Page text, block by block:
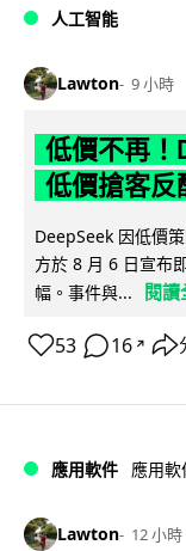
人工智能
Lawton 9 小時
低價不再
低價搶客反
DeepSeek 因低價
方於 8 月 6 日宣布
幅。事件與...
閱讀
53 16 ↗
應用軟件 應用軟
Lawton 12 小時